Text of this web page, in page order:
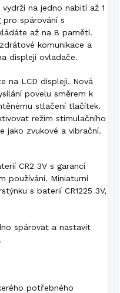
na jedno nabití až 1
pro spárování s
až na 8 pamětí.
komunikace a
displeji ovladače.
na LCD displeji. Nová
povelu směrem k
stlačení tlačítek.
režim stimulačního
jako zvukové a vibrační.
CR2 3V s garancí
používání. Miniaturní
s baterií CR1225 3V,
spárovat a nastavit
potřebného